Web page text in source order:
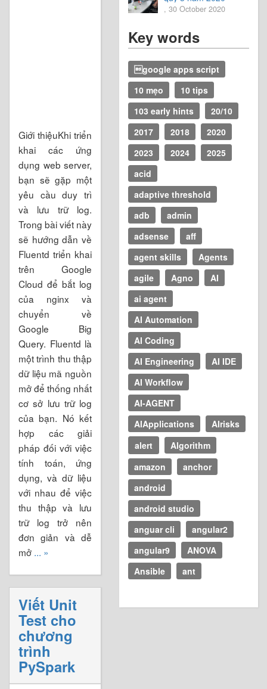
Giới thiệuKhi triển
khai các ứng
dụng web server,
bạn sẽ gặp một
yêu cầu duy trì
và lưu trữ log.
Trong bài viết này
sẽ hướng dẫn về
Fluentd triển khai
trên Google
Cloud để bắt log
của nginx và
chuyển về
Google Big
Query. Fluentd là
một trình thu thập
dữ liệu mã nguồn
mở để thống nhất
cơ sở lưu trữ log
của bạn. Nó kết
hợp các giải
pháp đối với việc
tính toán, ứng
dụng, và dữ liệu
với nhau để việc
thu thập và lưu
trữ log trở nên
đơn giản và dễ
mở ... »
Viết Unit
Test cho
chương
trình
PySpark
, 30 October 2020
Key words
google apps script
10 mẹo
10 tips
103 early hints
20/10
2017
2018
2020
2023
2024
2025
acid
adaptive threshold
adb
admin
adsense
aff
agent skills
Agents
agile
Agno
AI
ai agent
AI Automation
AI Coding
AI Engineering
AI IDE
AI Workflow
AI-AGENT
AIApplications
AIrisks
alert
Algorithm
amazon
anchor
android
android studio
anguar cli
angular2
angular9
ANOVA
Ansible
ant